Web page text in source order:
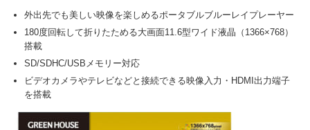
外出先でも美しい映像を楽しめるポータブルブルーレイプレーヤー
180度回転して折りたためる大画面11.6型ワイド液晶（1366×768）
搭載
SD/SDHC/USBメモリー対応
ビデオカメラやテレビなどと接続できる映像入力・HDMI出力端子
を搭載